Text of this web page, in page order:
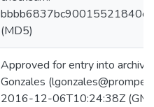
(MD5)
Approved for entry into
Gonzales
2016-12-06T10:24:38Z